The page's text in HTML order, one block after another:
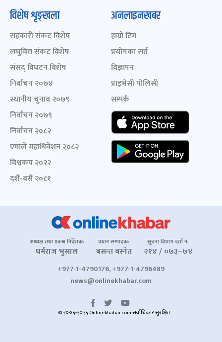
विशेष शृङ्खला
सहकारी संकट विशेष
लघुवित्त संकट विशेष
संसद् विघटन विशेष
निर्वाचन २०७४
स्थानीय चुनाव २०७९
निर्वाचन २०७९
निर्वाचन २०८२
एमाले महाधिवेशन २०८२
विश्वकप २०२२
दशैं-बसैं २०८१
अनलाइनखबर
हाम्रो टिम
प्रयोगका सर्त
विज्ञापन
प्राइभेसी पोलिसी
सम्पर्क
अध्यक्ष तथा प्रबन्ध निर्देशक:
धर्मराज भुसाल
प्रधान सम्पादक:
बसन्त बस्नेत
सूचना विभाग दर्ता नं.
२१४ / ०७३–७४
+977-1-4790176, +977-1-4796489
news@onlinekhabar.com
© २००६-२०२६ Onlinekhabar.com सर्वाधिकार सुरक्षित